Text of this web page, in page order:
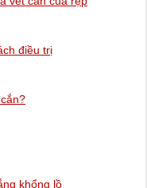
điều trị
khổng lồ